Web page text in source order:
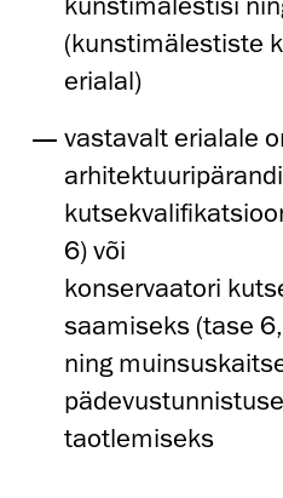
(kunstimälestiste
erialal)
vastavalt erialale
6) või
konservaatori
saamiseks (tase
ning
pädevustunnistuse
taotlemiseks